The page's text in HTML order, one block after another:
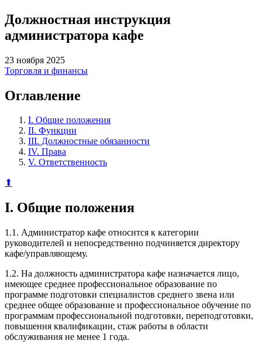
Должностная инструкция
администратора кафе
23 ноября 2025
Торговля и финансы
Оглавление
I. Общие положения
II. Функции
III. Должностные обязанности
IV. Права
V. Ответственность
⬆
I. Общие положения
1.1. Администратор кафе относится к категории
руководителей и непосредственно подчиняется директору
кафе/управляющему.
1.2. На должность администратора кафе назначается лицо,
имеющее среднее профессиональное образование по
программе подготовки специалистов среднего звена или
среднее общее образование и профессиональное обучение по
программам профессиональной подготовки, переподготовки,
повышения квалификации, стаж работы в области
обслуживания не менее 1 года.